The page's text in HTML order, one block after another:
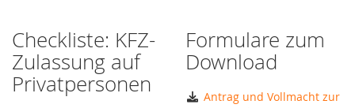
Checkliste: KFZ-
Zulassung auf
Privatpersonen
Formulare zum
Download
Antrag und Vollmacht zur